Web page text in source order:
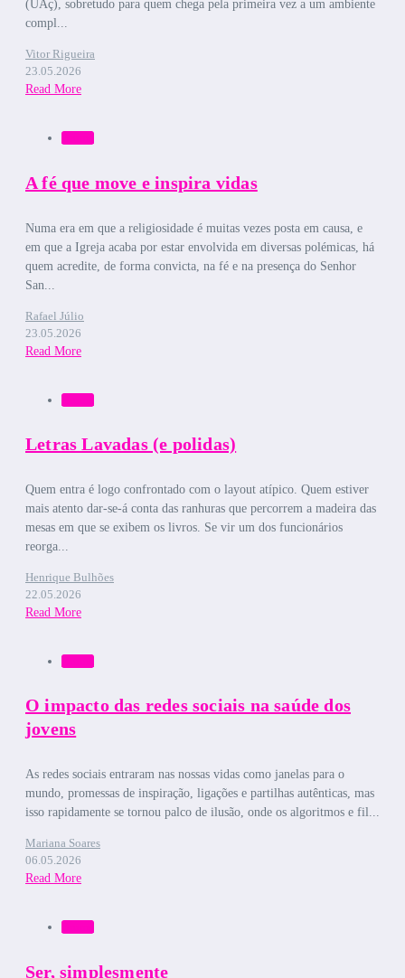
(UAç), sobretudo para quem chega pela primeira vez a um ambiente
compl...
Vitor Rigueira
23.05.2026
Read More
A fé que move e inspira vidas
Numa era em que a religiosidade é muitas vezes posta em causa, e
em que a Igreja acaba por estar envolvida em diversas polémicas, há
quem acredite, de forma convicta, na fé e na presença do Senhor
San...
Rafael Júlio
23.05.2026
Read More
Bruma
Letras Lavadas (e polidas)
Quem entra é logo confrontado com o layout atípico. Quem estiver
mais atento dar-se-á conta das ranhuras que percorrem a madeira das
mesas em que se exibem os livros. Se vir um dos funcionários
reorga...
Henrique Bulhões
22.05.2026
Read More
O impacto das redes sociais na saúde dos
jovens
As redes sociais entraram nas nossas vidas como janelas para o
mundo, promessas de inspiração, ligações e partilhas autênticas, mas
isso rapidamente se tornou palco de ilusão, onde os algoritmos e fil...
Mariana Soares
06.05.2026
Read More
Ser, simplesmente